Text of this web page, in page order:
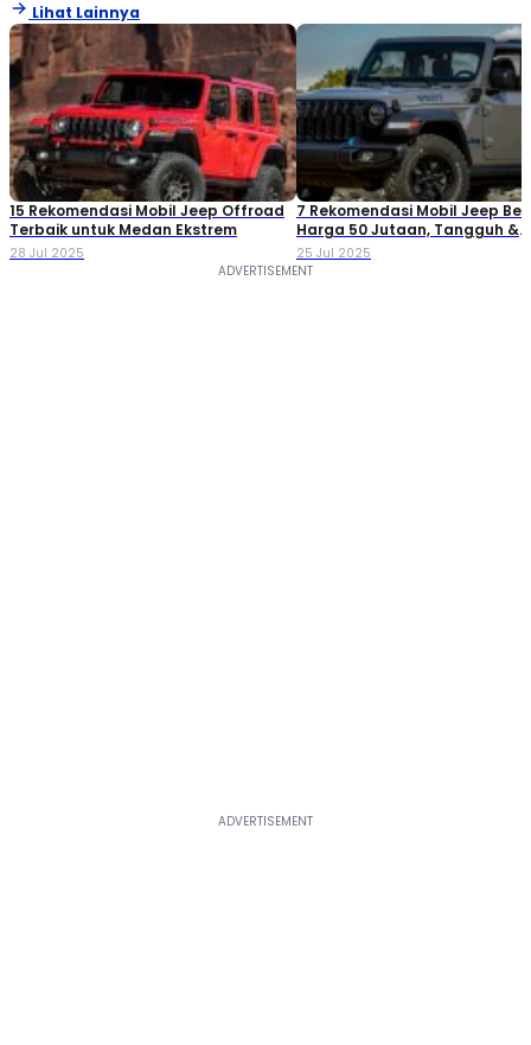
Lihat Lainnya
15 Rekomendasi Mobil Jeep Offroad
Terbaik untuk Medan Ekstrem
28 Jul 2025
7 Rekomendasi Mobil Jeep
Harga 50 Jutaan, Tangguh &
Terjangkau
25 Jul 2025